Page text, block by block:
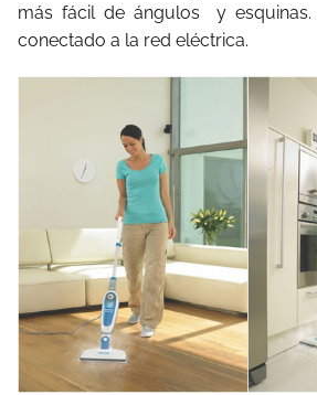
más fácil de ángulos y esquinas.
conectado a la red eléctrica.